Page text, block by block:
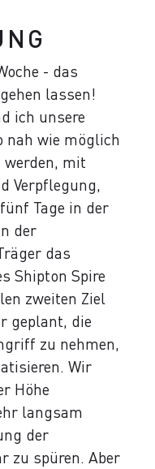
- das
lassen!
ich unsere
nah wie möglich
werden, mit
Verpflegung,
Tage in der
der
das
Shipton Spire
zweiten Ziel
geplant, die
zu nehmen,
Wir
Höhe
langsam
der
zu spüren. Aber